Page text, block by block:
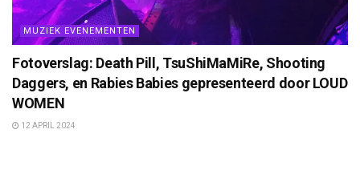
MUZIEK EVENEMENTEN
Fotoverslag: Death Pill, TsuShiMaMiRe, Shooting
Daggers, en Rabies Babies gepresenteerd door LOUD
WOMEN
12 APRIL 2024